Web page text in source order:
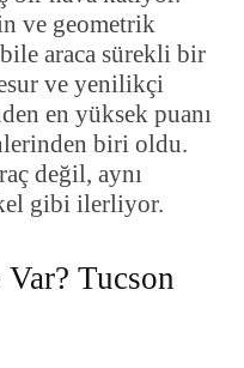
ve geometrik
araca sürekli bir
ve yenilikçi
en yüksek puanı
biri oldu.
değil, aynı
gibi ilerliyor.
Tucson